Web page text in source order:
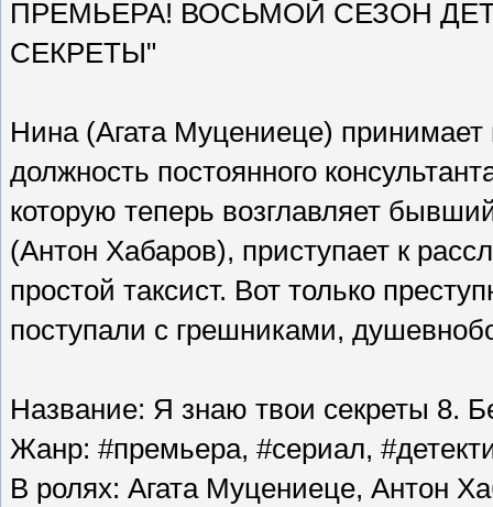
ПРЕМЬЕРА! ВОСЬМОЙ СЕЗОН
СЕКРЕТЫ"
Нина (Агата Муцениеце)
должность постоянного
которую теперь возглавляет
(Антон Хабаров), приступает к
простой таксист. Вот только
поступали с грешниками,
Название: Я знаю твои секреты 8.
Жанр: #премьера, #сериал,
В ролях: Агата Муцениеце, Антон